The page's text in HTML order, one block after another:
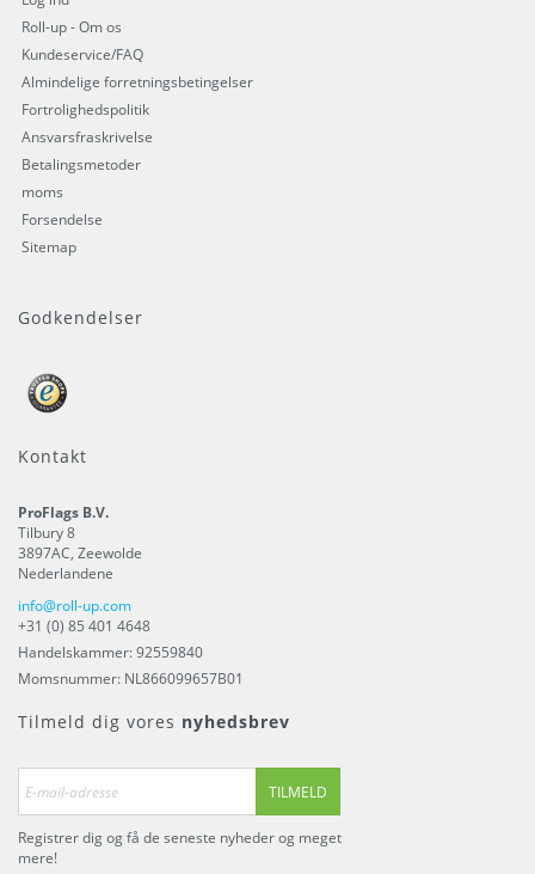
Roll-up - Om os
Kundeservice/FAQ
Almindelige forretningsbetingelser
Fortrolighedspolitik
Ansvarsfraskrivelse
Betalingsmetoder
moms
Forsendelse
Sitemap
Godkendelser
Kontakt
ProFlags B.V.
Tilbury 8
3897AC, Zeewolde
Nederlandene
info@roll-up.com
+31 (0) 85 401 4648
Handelskammer: 92559840
Momsnummer: NL866099657B01
Tilmeld dig vores nyhedsbrev
TILMELD
Registrer dig og få de seneste nyheder og meget
mere!